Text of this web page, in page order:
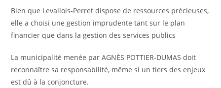
Bien que Levallois-Perret dispose de ressources précieuses,
elle a choisi une gestion imprudente tant sur le plan
financier que dans la gestion des services publics
La municipalité menée par AGNÈS POTTIER-DUMAS doit
reconnaître sa responsabilité, même si un tiers des enjeux
est dû à la conjoncture.